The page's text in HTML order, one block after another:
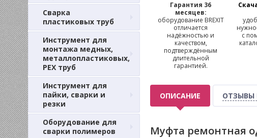
Сварка
пластиковых труб
Инструмент для
монтажа медных,
металлопластиковых,
PEX труб
Инструмент для
пайки, сварки и
резки
Оборудование для
сварки полимеров
Гарантия 36
месяцев:
оборудование BREXIT
отличается
надёжностью и
качеством,
подтверждённым
длительной
гарантией.
с
ОПИСАНИЕ ОТЗЫВЫ
Муфта ремонтная